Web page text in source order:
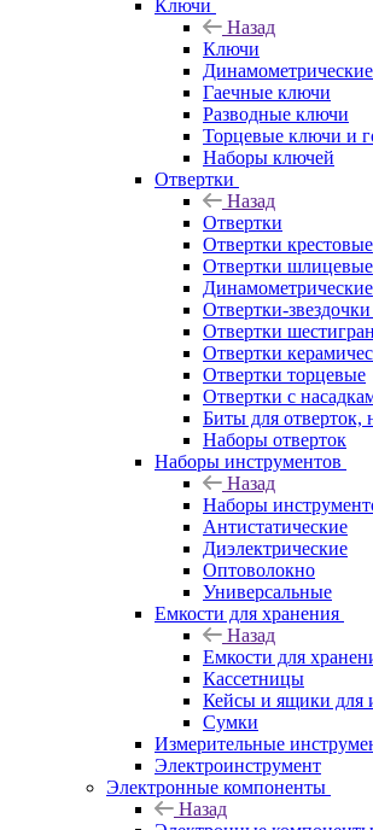
Ключи
Назад
Ключи
Гаечные ключи
Разводные ключи
Торцевые ключи и
Наборы ключей
Отвертки
Назад
Отвертки
Отвертки крестовые
Отвертки шлицевые
Динамометрические
Отвертки-
Отвертки
Отвертки
Отвертки торцевые
Отвертки с
Биты для отверток,
Наборы отверток
Наборы инструментов
Назад
Наборы
Антистатические
Диэлектрические
Оптоволокно
Универсальные
Емкости для хранения
Назад
Емкости для
Кассетницы
Кейсы и ящики для
Сумки
Измерительные
Электроинструмент
Электронные компоненты
Назад